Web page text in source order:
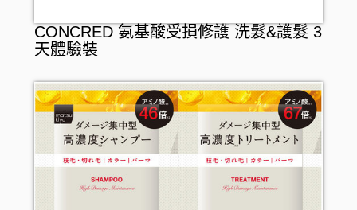
CONCRED 氨基酸受損修護 洗髮&護髮 3
天體驗裝